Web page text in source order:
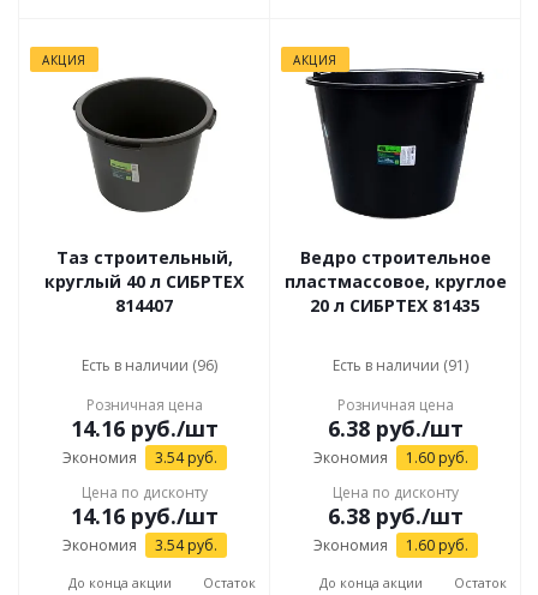
АКЦИЯ
Таз строительный,
круглый 40 л СИБРТЕХ
814407
Есть в наличии (96)
Розничная цена
14.16руб./шт
Экономия 3.54руб.
Цена по дисконту
14.16руб./шт
Экономия 3.54руб.
До конца акции Остаток
АКЦИЯ
Ведро строительное
пластмассовое, круглое
20 л СИБРТЕХ 81435
Есть в наличии (91)
Розничная цена
6.38руб./шт
Экономия 1.60руб.
Цена по дисконту
6.38руб./шт
Экономия 1.60руб.
До конца акции Остаток